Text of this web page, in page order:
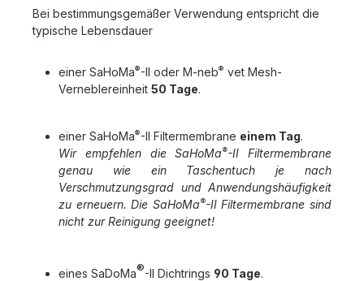
Bei bestimmungsgemäßer Verwendung entspricht die
typische Lebensdauer
einer SaHoMa®-II oder M-neb® vet Mesh-
Verneblereinheit 50 Tage.
einer SaHoMa®-II Filtermembrane einem Tag.
Wir empfehlen die SaHoMa®-II Filtermembrane
genau wie ein Taschentuch je nach
Verschmutzungsgrad und Anwendungshäufigkeit
zu erneuern. Die SaHoMa®-II Filtermembrane sind
nicht zur Reinigung geeignet!
eines SaDoMa®-II Dichtrings 90 Tage.